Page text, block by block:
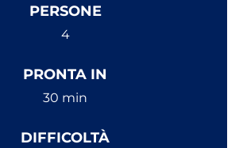
PERSONE
4
PRONTA IN
30 min
DIFFICOLTÀ